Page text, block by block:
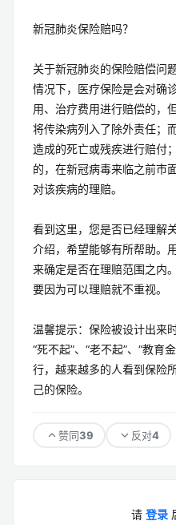
新冠肺炎保险赔吗？
关于新冠肺炎的保险赔偿问
情况下，医疗保险是会对确
用、治疗费用进行赔偿的，
将传染病列入了除外责任；
造成的死亡或残疾进行赔付
的，在新冠病毒来临之前市
对该疾病的理赔。
看到这里，您是否已经理解
介绍，希望能够有所帮助。
来确定是否在理赔范围之内
要因为可以理赔就不重视。
温馨提示：保险被设计出来
“死不起”、“老不起”、“教育
行，越来越多的人看到保险
己的保险。
赞同39 反对4
请 登录